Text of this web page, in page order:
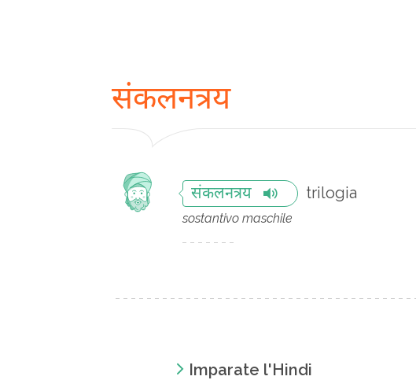
संकलनत्रय
संकलनत्रय trilogia
sostantivo maschile
Imparate l'Hindi